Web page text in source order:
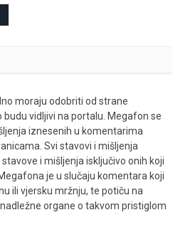
moraju odobriti od strane
vidljivi na portalu. Megafon se
iznesenih u komentarima
Svi stavovi i mišljenja
i mišljenja isključivo onih koji
je u slučaju komentara koji
ili vjersku mržnju, te potiču na
organe o takvom pristiglom